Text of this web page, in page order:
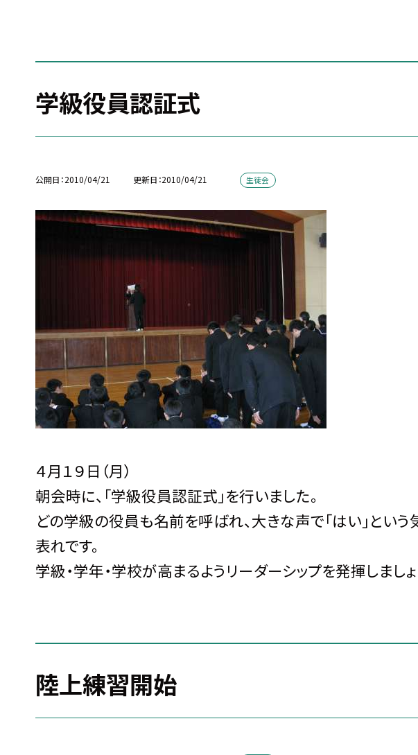
学級役員認証式
公開日 2010/04/21 更新日 2010/04/21 生徒会
４月１９日（月）
朝会時に、「学級役員認証式」を行いました。
どの学級の役員も名前を呼ばれ、大きな声で「はい」とい
表れです。
学級・学年・学校が高まるようリーダーシップを発揮しましょ
陸上練習開始